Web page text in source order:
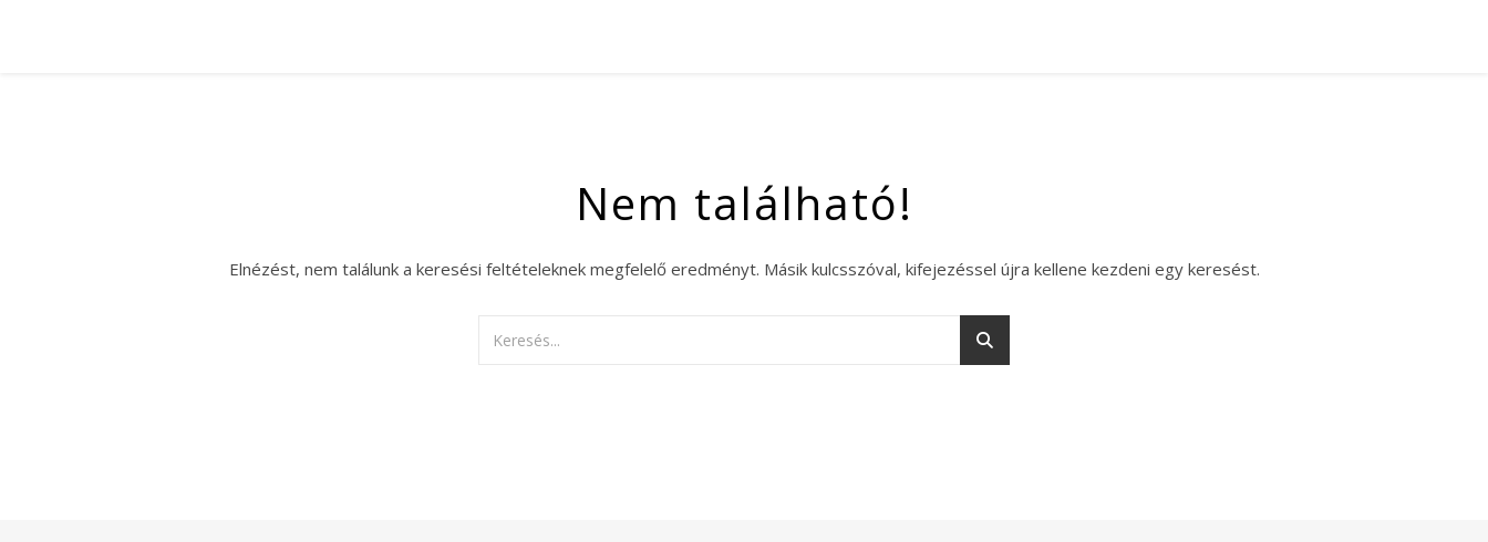
Nem található!
Elnézést, nem találunk a keresési feltételeknek megfelelő eredményt. Másik kulcsszóval, kifejezéssel újra kellene kezdeni egy keresést.